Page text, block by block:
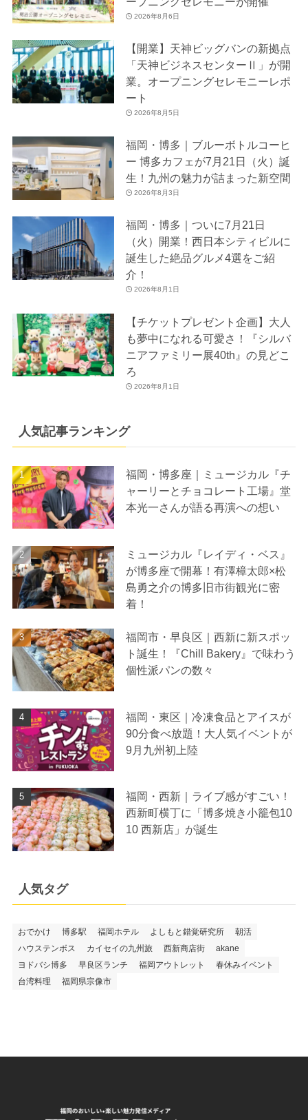
2026年8月6日
【開業】天神ビッグバンの新拠点
「天神ビジネスセンターⅡ」が開
業。オープニングセレモニーレポ
ート
2026年8月5日
福岡・博多｜ブルーボトルコーヒ
ー 博多カフェが7月21日（火）誕
生！九州の魅力が詰まった新空間
2026年8月3日
福岡・博多｜ついに7月21日
（火）開業！西日本シティビルに
誕生した絶品グルメ4選をご紹
介！
2026年8月1日
【チケットプレゼント企画】大人
も夢中になれる可愛さ！『シルバ
ニアファミリー展40th』の見どこ
ろ
2026年8月1日
人気記事ランキング
福岡・博多座｜ミュージカル『チ
ャーリーとチョコレート工場』堂
本光一さんが語る再演への想い
ミュージカル『レイディ・ベス』
が博多座で開幕！有澤樟太郎×松
島勇之介の博多旧市街観光に密
着！
福岡市・早良区｜西新に新スポッ
ト誕生！『Chill Bakery』で味わう
個性派パンの数々
福岡・東区｜冷凍食品とアイスが
90分食べ放題！大人気イベントが
9月九州初上陸
福岡・西新｜ライブ感がすごい！
西新町横丁に「博多焼き小籠包10
10 西新店」が誕生
人気タグ
おでかけ 博多駅 福岡ホテル よしもと錯覚研究所
朝活
ハウステンボス
カイセイの九州旅 西新商店街
akane
ヨドバシ博多
早良区ランチ 福岡アウトレット
春休みイベント
台湾料理
福岡県宗像市